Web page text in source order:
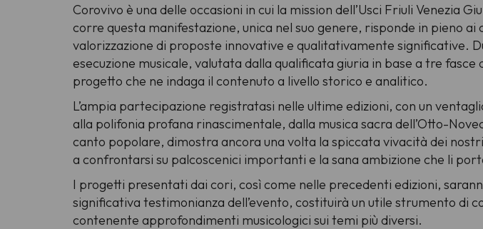
Corovivo è una delle occasioni in cui la mission dell’Usci Friuli Venezia
corre questa manifestazione, unica nel suo genere, risponde in pieno
valorizzazione di proposte innovative e qualitativamente significative.
esecuzione musicale, valutata dalla qualificata giuria in base a tre fasce
progetto che ne indaga il contenuto a livello storico e analitico.
L’ampia partecipazione registratasi nelle ultime edizioni, con un
alla polifonia profana rinascimentale, dalla musica sacra dell’Otto-
canto popolare, dimostra ancora una volta la spiccata vivacità dei
a confrontarsi su palcoscenici importanti e la sana ambizione che li
I progetti presentati dai cori, così come nelle precedenti edizioni,
significativa testimonianza dell’evento, costituirà un utile strumento di
contenente approfondimenti musicologici sui temi più diversi.